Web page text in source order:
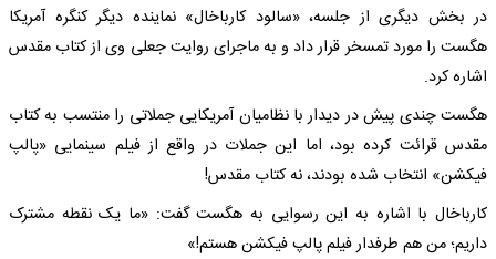
در بخش دیگری از جلسه، «سالود کارباخال» نماینده دیگر کنگره آمریکا
هگست را مورد تمسخر قرار داد و به ماجرای روایت جعلی وی از کتاب مقدس
اشاره کرد.
هگست چندی پیش در دیدار با نظامیان آمریکایی جملاتی را منتسب به کتاب
مقدس قرائت کرده بود، اما این جملات در واقع از فیلم سینمایی «پالپ
فیکشن» انتخاب شده بودند، نه کتاب مقدس!
کارباخال با اشاره به این رسوایی به هگست گفت: «ما یک نقطه مشترک
داریم؛ من هم طرفدار فیلم پالپ فیکشن هستم!»